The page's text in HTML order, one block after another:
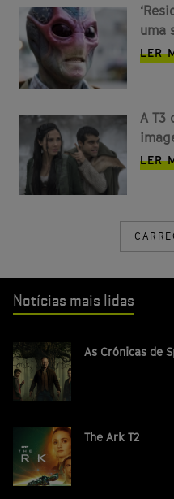
uma
LER
A T3
LER
Notícias mais lidas
As Crónicas de
The Ark T2